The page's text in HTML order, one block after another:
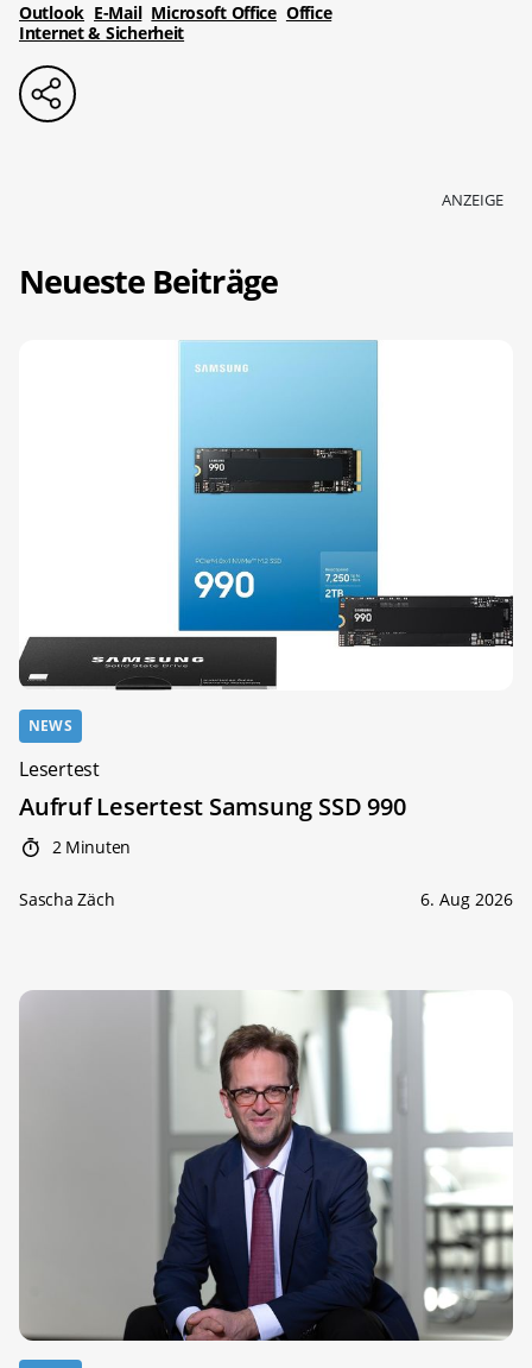
Outlook E-Mail Microsoft Office Office
Internet & Sicherheit
ANZEIGE
Neueste Beiträge
NEWS
Lesertest
Aufruf Lesertest Samsung SSD 990
2 Minuten
Sascha Zäch 6. Aug 2026